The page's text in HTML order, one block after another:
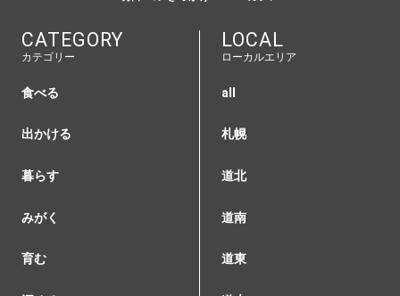
CATEGORY
カテゴリー
食べる
出かける
暮らす
みがく
育む
LOCAL
ローカルエリア
all
札幌
道北
道南
道東